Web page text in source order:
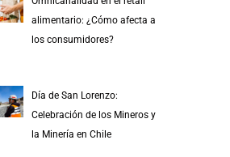
alimentario: ¿Cómo afecta a
los consumidores?
Día de San Lorenzo:
Celebración de los Mineros y
la Minería en Chile